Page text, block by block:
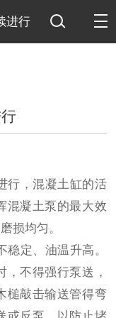
进行
行，混凝土缸的活
混凝土泵的最大效
损均匀。
定、油温升高。
不得强行泵送，
槌敲击输送管得弯